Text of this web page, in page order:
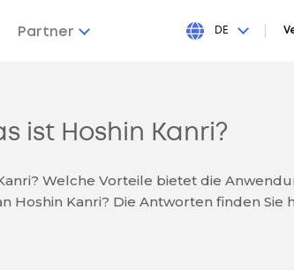
Partner DE
ist Hoshin Kanri?
Welche Vorteile bietet die
Hoshin Kanri? Die Antworten finden Sie